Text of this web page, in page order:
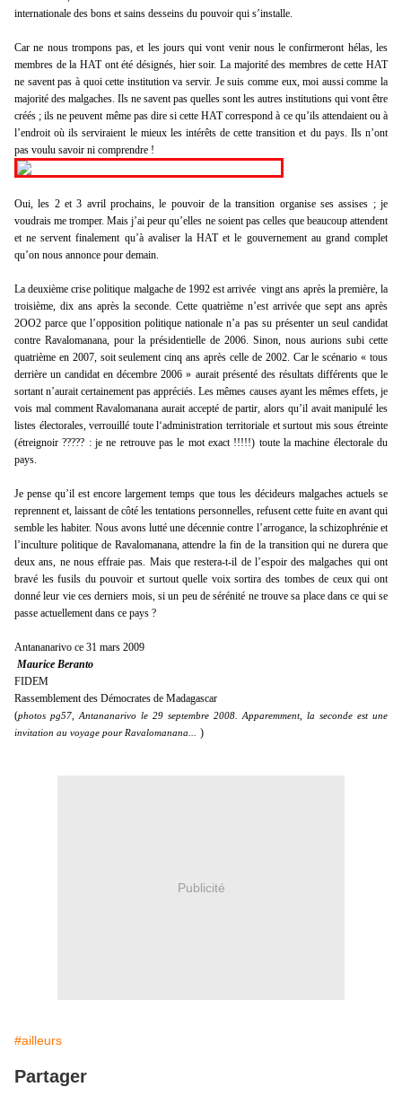
internationale des bons et sains desseins du pouvoir qui s’installe.
Car ne nous trompons pas, et les jours qui vont venir nous le confirmeront hélas, les
membres de la HAT ont été désignés, hier soir. La majorité des membres de cette HAT
ne savent pas à quoi cette institution va servir. Je suis comme eux, moi aussi comme la
majorité des malgaches. Ils ne savent pas quelles sont les autres institutions qui vont être
créés ; ils ne peuvent même pas dire si cette HAT correspond à ce qu’ils attendaient ou à
l’endroit où ils serviraient le mieux les intérêts de cette transition et du pays. Ils n’ont
pas voulu savoir ni comprendre !
Oui, les 2 et 3 avril prochains, le pouvoir de la transition organise ses assises ; je
voudrais me tromper. Mais j’ai peur qu’elles ne soient pas celles que beaucoup attendent
et ne servent finalement qu’à avaliser la HAT et le gouvernement au grand complet
qu’on nous annonce pour demain.
La deuxième crise politique malgache de 1992 est arrivée vingt ans après la première, la
troisième, dix ans après la seconde. Cette quatrième n’est arrivée que sept ans après
2OO2 parce que l’opposition politique nationale n’a pas su présenter un seul candidat
contre Ravalomanana, pour la présidentielle de 2006. Sinon, nous aurions subi cette
quatrième en 2007, soit seulement cinq ans après celle de 2002. Car le scénario « tous
derrière un candidat en décembre 2006 » aurait présenté des résultats différents que le
sortant n’aurait certainement pas appréciés. Les mêmes causes ayant les mêmes effets, je
vois mal comment Ravalomanana aurait accepté de partir, alors qu’il avait manipulé les
listes électorales, verrouillé toute l‘administration territoriale et surtout mis sous étreinte
(étreignoir ????? : je ne retrouve pas le mot exact !!!!!) toute la machine électorale du
pays.
Je pense qu’il est encore largement temps que tous les décideurs malgaches actuels se
reprennent et, laissant de côté les tentations personnelles, refusent cette fuite en avant qui
semble les habiter. Nous avons lutté une décennie contre l’arrogance, la schizophrénie et
l’inculture politique de Ravalomanana, attendre la fin de la transition qui ne durera que
deux ans, ne nous effraie pas. Mais que restera-t-il de l’espoir des malgaches qui ont
bravé les fusils du pouvoir et surtout quelle voix sortira des tombes de ceux qui ont
donné leur vie ces derniers mois, si un peu de sérénité ne trouve sa place dans ce qui se
passe actuellement dans ce pays ?
Antananarivo ce 31 mars 2009
Maurice Beranto
FIDEM
Rassemblement des Démocrates de Madagascar
(photos pg57, Antananarivo le 29 septembre 2008. Apparemment, la seconde est une
invitation au voyage pour Ravalomanana...
)
Publicité
#ailleurs
Partager